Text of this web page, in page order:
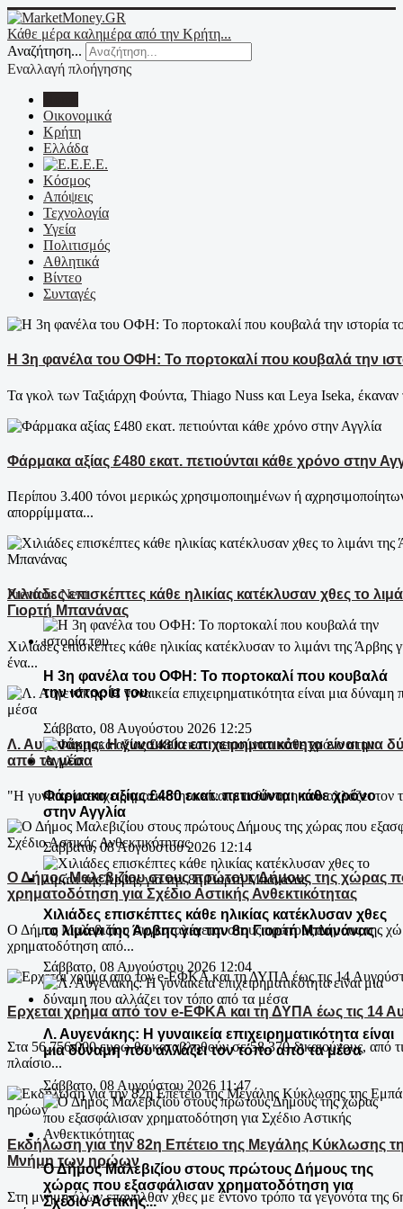
Κάθε μέρα καλημέρα από την Κρήτη...
Αναζήτηση...
Εναλλαγή πλοήγησης
Οικονομικά
Κρήτη
Ελλάδα
Ε.Ε.
Κόσμος
Απόψεις
Τεχνολογία
Υγεία
Πολιτισμός
Αθλητικά
Βίντεο
Συνταγές
Η 3η φανέλα του ΟΦΗ: Το πορτοκαλί που κουβαλά την
Τα γκολ των Ταξιάρχη Φούντα, Thiago Nuss και Leya Iseka, έκαναν
Φάρμακα αξίας £480 εκατ. πετιούνται κάθε χρόνο στην
Περίπου 3.400 τόνοι μερικώς χρησιμοποιημένων ή
απορρίμματα...
Χιλιάδες επισκέπτες κάθε ηλικίας κατέκλυσαν χθες το
Γιορτή Μπανάνας
Χιλιάδες επισκέπτες κάθε ηλικίας κατέκλυσαν το λιμάνι της Άρβης
ένα...
Λ. Αυγενάκης: Η γυναικεία επιχειρηματικότητα είναι μια
από τα μέσα
"Η γυναικεία επιχειρηματικότητα είναι μια δύναμη που αλλάζει
Ο Δήμος Μαλεβιζίου στους πρώτους Δήμους της χώρας
χρηματοδότηση για Σχέδιο Αστικής Ανθεκτικότητας
Ο Δήμος Μαλεβιζίου συγκαταλέγεται στους πρώτους Δήμους της
χρηματοδότηση από...
Ερχεται χρήμα από τον e-ΕΦΚΑ και τη ΔΥΠΑ έως τις 14
Στα 56.756.000 ευρώ θα καταβληθούν σε 58.370 δικαιούχους, από
πλαίσιο...
Εκδήλωση για την 82η Επέτειο της Μεγάλης Κύκλωσης
Μνήμη των ηρώων
Στη μνήμη όλων επανήλθαν χθες με έντονο τρόπο τα γεγονότα της
Previous Next
Η 3η φανέλα του ΟΦΗ: Το πορτοκαλί που κουβαλά
την ιστορία του
Σάββατο, 08 Αυγούστου 2026 12:25
Φάρμακα αξίας £480 εκατ. πετιούνται κάθε χρόνο
στην Αγγλία
Σάββατο, 08 Αυγούστου 2026 12:14
Χιλιάδες επισκέπτες κάθε ηλικίας κατέκλυσαν χθες
το λιμάνι της Άρβης για την 8η Γιορτή Μπανάνας
Σάββατο, 08 Αυγούστου 2026 12:04
Λ. Αυγενάκης: Η γυναικεία επιχειρηματικότητα είναι
μια δύναμη που αλλάζει τον τόπο από τα μέσα
Σάββατο, 08 Αυγούστου 2026 11:47
Ο Δήμος Μαλεβιζίου στους πρώτους Δήμους της
χώρας που εξασφάλισαν χρηματοδότηση για
Σχέδιο Αστικής...